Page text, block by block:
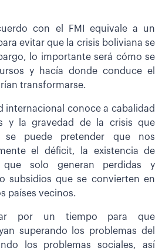
con el FMI equivale a un
evitar que la crisis boliviana se
lo importante será cómo se
y hacía donde conduce el
transformarse.
internacional conoce a cabalidad
y la gravedad de la crisis que
se puede pretender que nos
el déficit, la existencia de
que solo generan perdidas y
subsidios que se convierten en
países vecinos.
por un tiempo para que
superando los problemas del
los problemas sociales, así